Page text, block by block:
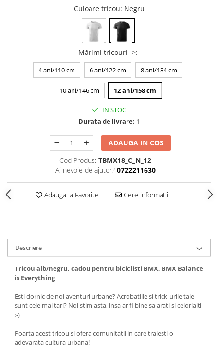
Tricouri cadou 20 ani
Tricouri motociclisti
Tricouri motociclisti
Tricouri enduro
Tricouri biciclisti
Tricouri biciclisti MTB
Tricouri biciclisti BMX
Tricouri biciclisti downhill
Tricouri skateboard
Tricouri sport/fitness
Culoare tricou: Negru
Mărimi tricouri ->:
4 ani/110 cm 6 ani/122 cm 8 ani/134 cm
10 ani/146 cm 12 ani/158 cm
IN STOC
Durata de livrare: 1
ADAUGA IN COS
Cod Produs: TBMX18_C_N_12
Ai nevoie de ajutor? 0722211630
Adauga la Favorite Cere informatii
Descriere
Tricou alb/negru, cadou pentru biciclisti BMX, BMX Balance
is Everything
Esti dornic de noi aventuri urbane? Acrobatiile si trick-urile tale
sunt cele mai tari? Noi stim asta, insa ar fi bine sa arati si celorlalti
:-)
Poarta acest tricou si ofera comunitatii in care traiesti o
adevarata cultura urbana!